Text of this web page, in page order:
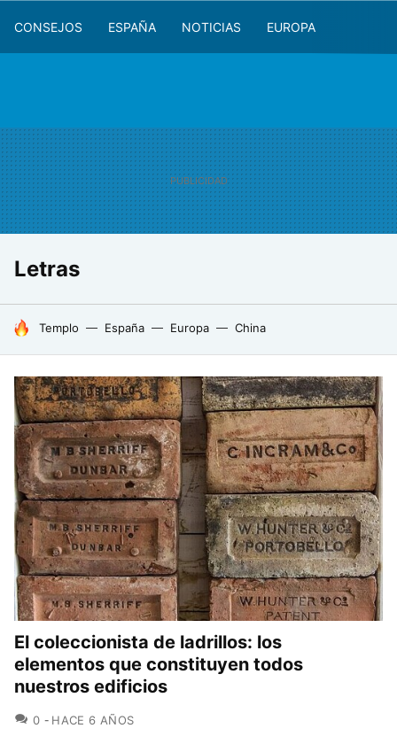
CONSEJOS ESPAÑA NOTICIAS EUROPA
Letras
HOY SE HABLA DE
Templo España Europa China
El coleccionista de ladrillos: los
elementos que constituyen todos
nuestros edificios
0 COMENTARIOS
HACE 6 AÑOS